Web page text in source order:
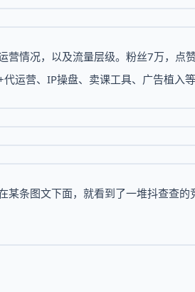
营情况，以及流量层级。粉丝7万，点
运营、IP操盘、卖课工具、广告植入
某条图文下面，就看到了一堆抖查查